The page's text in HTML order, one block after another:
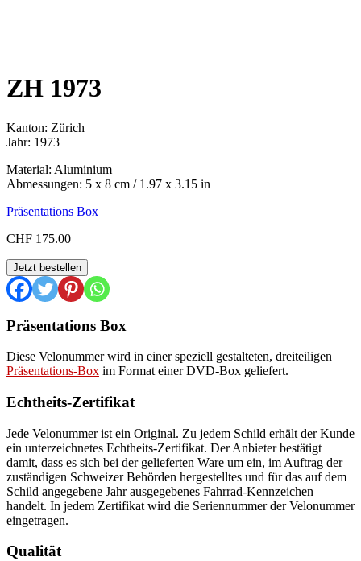
ZH 1973
Kanton: Zürich
Jahr: 1973
Material: Aluminium
Abmessungen: 5 x 8 cm / 1.97 x 3.15 in
Präsentations Box
CHF 175.00
ZH
1973
Menge
Jetzt bestellen
Präsentations Box
Diese Velonummer wird in einer speziell gestalteten, dreiteiligen
Präsentations-Box im Format einer DVD-Box geliefert.
Echtheits-Zertifikat
Jede Velonummer ist ein Original. Zu jedem Schild erhält der Kunde
ein unterzeichnetes Echtheits-Zertifikat. Der Anbieter bestätigt
damit, dass es sich bei der gelieferten Ware um ein, im Auftrag der
zuständigen Schweizer Behörden hergestelltes und für das auf dem
Schild angegebene Jahr ausgegebenes Fahrrad-Kennzeichen
handelt. In jedem Zertifikat wird die Seriennummer der Velonummer
eingetragen.
Qualität